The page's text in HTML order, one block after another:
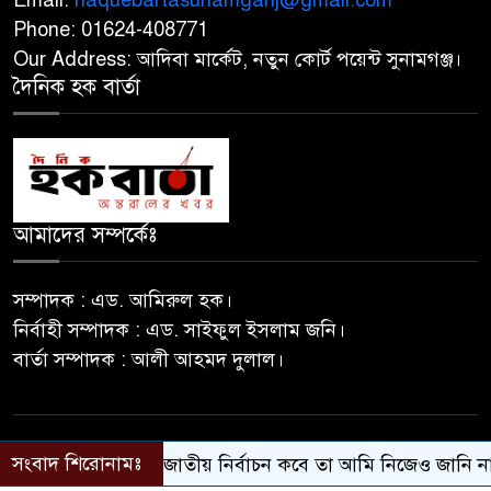
মসজিদের ইমাম-মুয়াজ্জিনের কাছ
থেকে চাঁদা আদায়, বিএনপির দুই
৯
বিএনপি নেতার ব্যতিক্রমী আয়োজন
১০
নাম করে,২৬ জনের কাছ থেকে ৭৮
হাজার টাকা আদায়ের অভিযোগ
১১
Phone: 01624-408771
Our Address: আদিবা মার্কেট, নতুন কোর্ট পয়েন্ট সুনামগঞ্জ।
দৈনিক হক বার্তা
আমাদের সম্পর্কেঃ
সম্পাদক : এড. আমিরুল হক।
নির্বাহী সম্পাদক : এড. সাইফুল ইসলাম জনি।
বার্তা সম্পাদক : আলী আহমদ দুলাল।
© 2026 Daily Haque Barta | All Rights Reserved.
সংবাদ শিরোনামঃজাতীয় নির্বাচন কবে তা আমি নিজেও জানি না: